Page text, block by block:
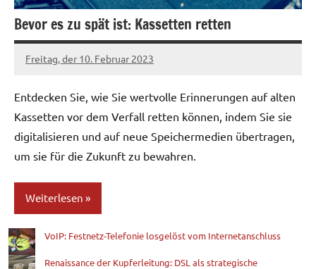
Bevor es zu spät ist: Kassetten retten
Freitag, der 10. Februar 2023
Patrick
Entdecken Sie, wie Sie wertvolle Erinnerungen auf alten
Kassetten vor dem Verfall retten können, indem Sie sie
digitalisieren und auf neue Speichermedien übertragen,
um sie für die Zukunft zu bewahren.
Weiterlesen
Blog VoIP: Festnetz-Telefonie losgelöst vom Internetanschluss
Renaissance der Kupferleitung: DSL als strategische